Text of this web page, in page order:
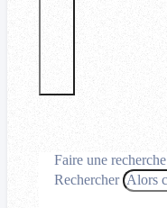
Faire une recherche
Rechercher